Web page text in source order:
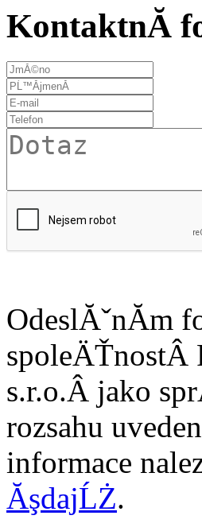
KontaktnĂ­
OdeslĂˇnĂ­m
spoleÄŤnostÂ
s.r.o.Â jako
rozsahu
informace
ĂşdajĹŻ.